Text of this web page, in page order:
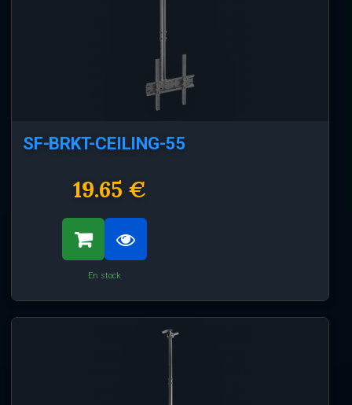
SF-BRKT-CEILING-55
19.65 €
En stock